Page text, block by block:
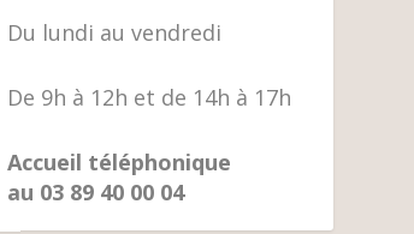
Du lundi au vendredi
De 9h à 12h et de 14h à 17h
Accueil téléphonique
au 03 89 40 00 04